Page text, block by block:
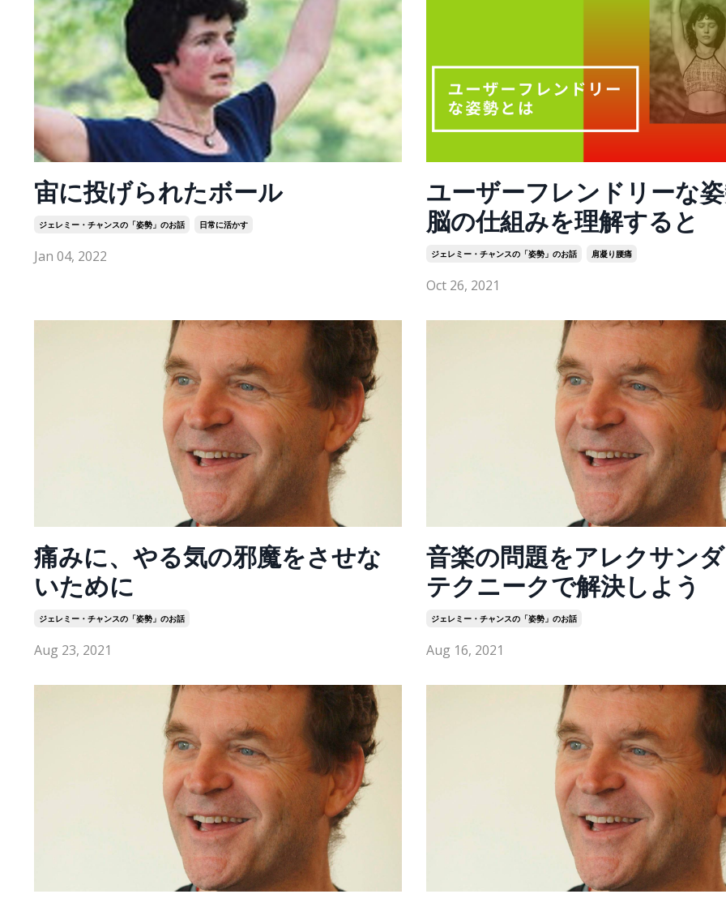
宙に投げられたボール
ジェレミー・チャンスの「姿勢」のお話 日常に活かす
Jan 04, 2022
ユーザーフレンドリーな
脳の仕組みを理解すると
ジェレミー・チャンスの「姿勢」のお話 肩凝り腰痛
Oct 26, 2021
痛みに、やる気の邪魔をさせな
いために
ジェレミー・チャンスの「姿勢」のお話
Aug 23, 2021
音楽の問題をアレクサン
テクニークで解決しよう
ジェレミー・チャンスの「姿勢」のお話
Aug 16, 2021